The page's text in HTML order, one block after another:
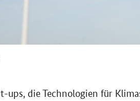
ups, die Technologien für